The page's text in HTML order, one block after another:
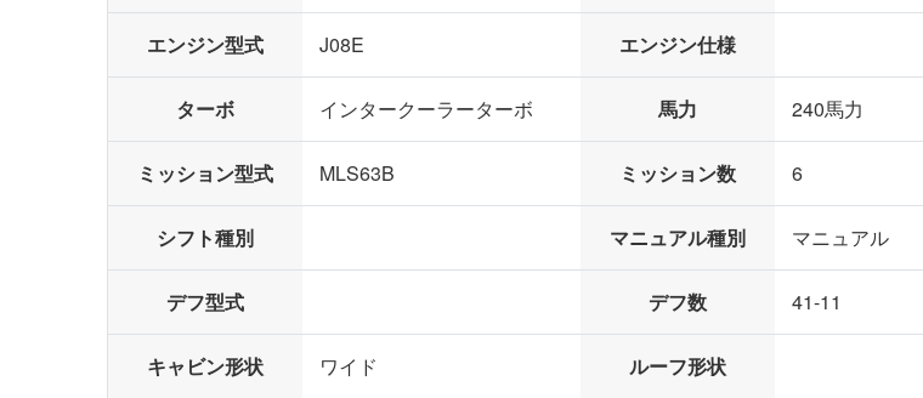
エンジン型式 J08E エンジン仕様
ターボ インタークーラーターボ 馬力 240馬力
ミッション型式 MLS63B ミッション数 6
シフト種別 マニュアル種別 マニュアル
デフ型式 デフ数 41-11
キャビン形状 ワイド ルーフ形状